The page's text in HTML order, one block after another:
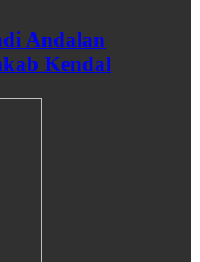
Andalan
Kendal